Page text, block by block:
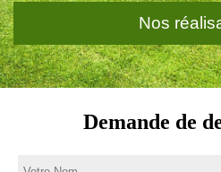
Nos
Demande de